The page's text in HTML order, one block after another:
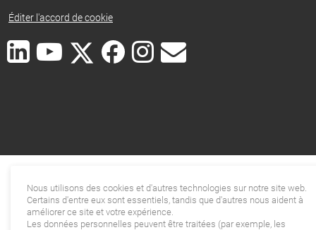
Éditer l'accord de cookie
Nous utilisons des cookies et d'autres technologies sur notre site web.
Certains d'entre eux sont essentiels, tandis que d'autres nous aident à
améliorer ce site et votre expérience.
Les données personnelles peuvent être traitées (par exemple, les